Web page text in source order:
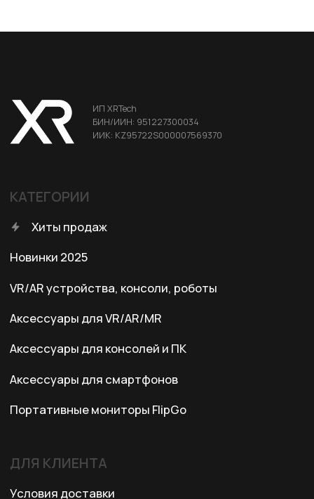
+7 (701) 202-04-00
Разработка сайтаZERO.STUDIO
КОНТАКТЫ
Условия оплаты
Правила возврата
Договор оферты
батыра, БЦ Карасай, блок В,
Ежедневно с 10:00 до 19:00